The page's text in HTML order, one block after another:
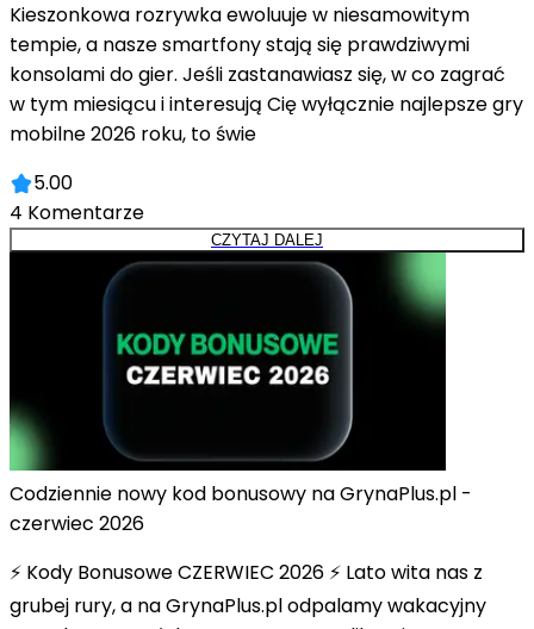
Kieszonkowa rozrywka ewoluuje w niesamowitym
tempie, a nasze smartfony stają się prawdziwymi
konsolami do gier. Jeśli zastanawiasz się, w co zagrać
w tym miesiącu i interesują Cię wyłącznie najlepsze gry
mobilne 2026 roku, to świe
5.00
4 Komentarze
CZYTAJ DALEJ
Codziennie nowy kod bonusowy na GrynaPlus.pl -
czerwiec 2026
⚡ Kody Bonusowe CZERWIEC 2026 ⚡ Lato wita nas z
grubej rury, a na GrynaPlus.pl odpalamy wakacyjny